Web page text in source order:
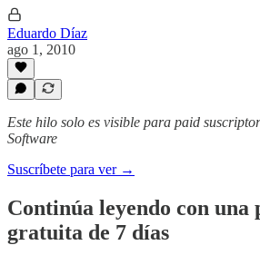
Eduardo Díaz
ago 1, 2010
Este hilo solo es visible para paid
Software
Suscríbete para ver →
Continúa leyendo con una
gratuita de 7 días